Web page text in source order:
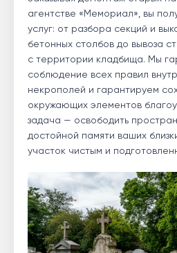
агентстве «Мемориал», вы
услуг: от разбора секций и
бетонных столбов до вывоза
с территории кладбища. Мы
соблюдение всех правил
некрополей и гарантируем
окружающих элементов
задача — освободить
достойной памяти ваших
участок чистым и